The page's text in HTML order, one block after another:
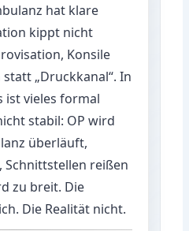
hat klare
kippt nicht
Konsile
„Druckkanal“. In
ist vieles formal
stabil: OP wird
überläuft,
Schnittstellen reißen
zu breit. Die
Die Realität nicht.